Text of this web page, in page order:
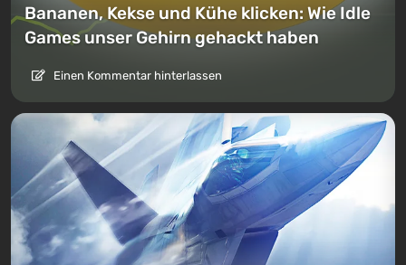
Bananen, Kekse und Kühe klicken: Wie Idle
Games unser Gehirn gehackt haben
Einen Kommentar hinterlassen